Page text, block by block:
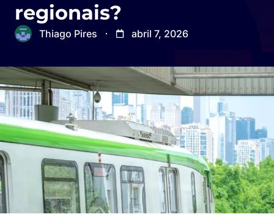
regionais?
Thiago Pires abril 7, 2026